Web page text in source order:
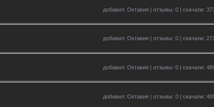
добавил: Октавия | отзывы: 0 | скачали:
добавил: Октавия | отзывы: 0 | скачали:
добавил: Октавия | отзывы: 0 | скачали:
добавил: Октавия | отзывы: 0 | скачали: